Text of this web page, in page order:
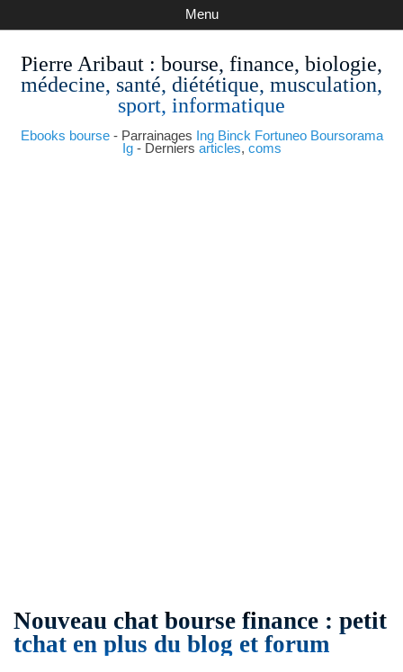
Pierre Aribaut : bourse, finance, biologie,
médecine, santé, diététique, musculation,
sport, informatique
Ebooks bourse- Parrainages Ing Binck Fortuneo Boursorama
Ig- Derniers articles, coms
Menu
Nouveau chat bourse finance : petit
tchat en plus du blog et forum